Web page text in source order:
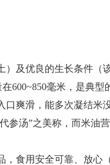
）及优良的生长条件（
600~850毫米，是典型
爽滑，能多次凝结米
参汤”之美称，而米油
食用安全可靠、放心